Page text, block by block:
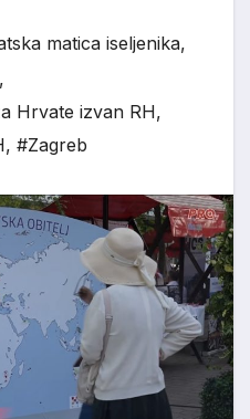
matica iseljenika,
,
Hrvate izvan RH,
, #Zagreb